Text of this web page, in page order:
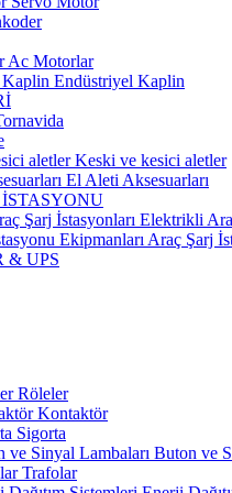
Ac Motorlar
Endüstriyel Kaplin
Keski ve kesici aletler
El Aleti Aksesuarları
Elektrikli
Araç Şarj
& UPS
Röleler
Kontaktör
Sigorta
Buton ve
Trafolar